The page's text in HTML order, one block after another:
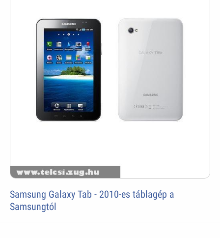
Samsung Galaxy Tab - 2010-es táblagép a
Samsungtól